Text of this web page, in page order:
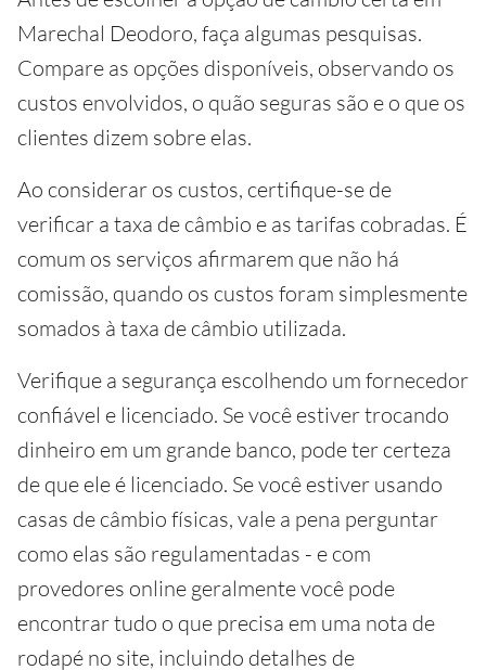
Marechal Deodoro, faça algumas pesquisas.
Compare as opções disponíveis, observando os
custos envolvidos, o quão seguras são e o que os
clientes dizem sobre elas.
Ao considerar os custos, certifique-se de
verificar a taxa de câmbio e as tarifas cobradas. É
comum os serviços afirmarem que não há
comissão, quando os custos foram simplesmente
somados à taxa de câmbio utilizada.
Verifique a segurança escolhendo um fornecedor
confiável e licenciado. Se você estiver trocando
dinheiro em um grande banco, pode ter certeza
de que ele é licenciado. Se você estiver usando
casas de câmbio físicas, vale a pena perguntar
como elas são regulamentadas - e com
provedores online geralmente você pode
encontrar tudo o que precisa em uma nota de
rodapé no site, incluindo detalhes de